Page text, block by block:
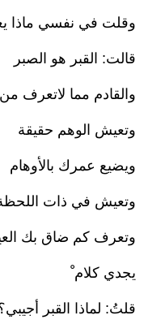
وقلت في نفسي ماذا
قالت: القبر هو الصبر
والقادم مما لاتعرف من
وتعيش الوهم حقيقة
ويضيع عمرك بالأوهام
وتعيش في ذات اللحظة
وتعرف كم ضاق بك
يجدي كلام ْ
قلتُ: لماذا القبر